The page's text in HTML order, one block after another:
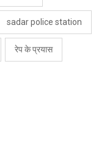
sadar police station
रेप के प्रयास